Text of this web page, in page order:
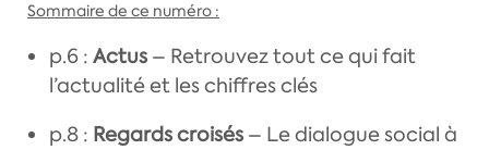
Sommaire de ce numéro :
p.6 : Actus – Retrouvez tout ce qui fait
l’actualité et les chiffres clés
p.8 : Regards croisés – Le dialogue social à